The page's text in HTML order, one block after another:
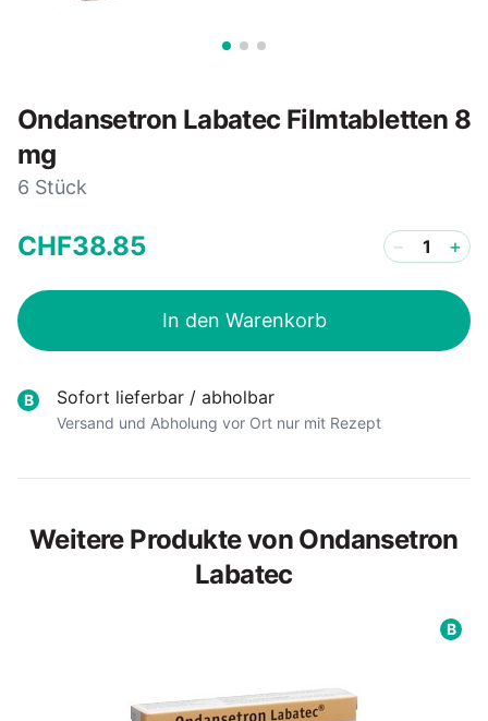
Ondansetron Labatec Filmtabletten 8
mg
6 Stück
CHF38.85 − +
In den Warenkorb
B Sofort lieferbar / abholbar
Versand und Abholung vor Ort nur mit Rezept
Weitere Produkte von Ondansetron
Labatec
B